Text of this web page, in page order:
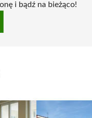
i bądź na bieżąco!